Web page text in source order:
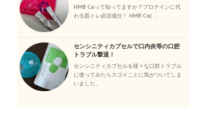
HMB Caって知ってますか？プロテインに代
わる筋トレ必須成分！ HMB Ca( ...
センシニティカプセルで口内炎等の口腔
トラブル撃退！
センシニティカプセルを様々な口腔トラブル
に使ってみたらスゴイことに気がついてしま
いました。